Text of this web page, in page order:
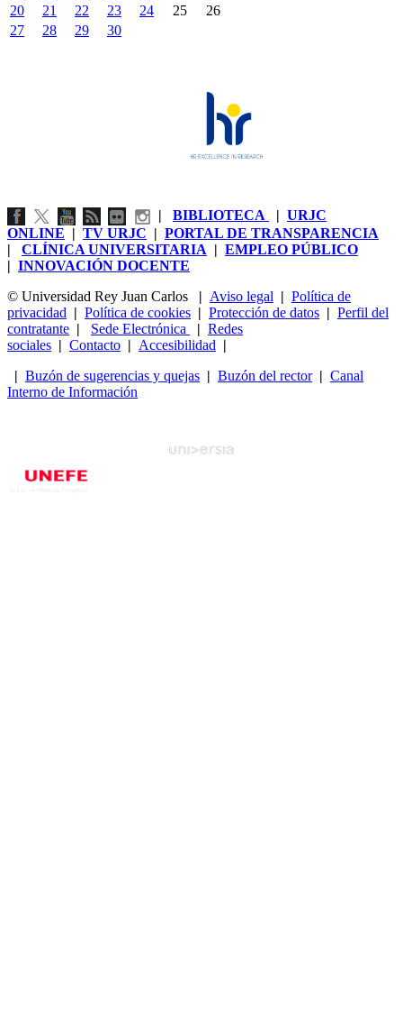
20
21 22 23 24 25
26
27
28 29 30
| BIBLIOTECA | URJC
ONLINE | TV URJC | PORTAL DE TRANSPARENCIA
| CLÍNICA UNIVERSITARIA | EMPLEO PÚBLICO
| INNOVACIÓN DOCENTE
© Universidad Rey Juan Carlos
| Aviso legal | Política de
privacidad | Política de cookies | Protección de datos | Perfil del
contratante | Sede Electrónica | Redes
sociales | Contacto | Accesibilidad |
| Buzón de sugerencias y quejas | Buzón del rector| Canal
Interno de Información